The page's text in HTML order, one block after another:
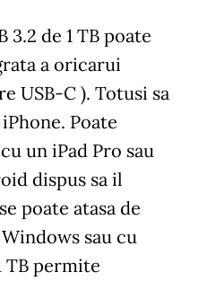
3.2 de 1 TB poate
a oricarui
USB-C ). Totusi sa
Poate
un iPad Pro sau
dispus sa il
poate atasa de
sau cu
TB permite